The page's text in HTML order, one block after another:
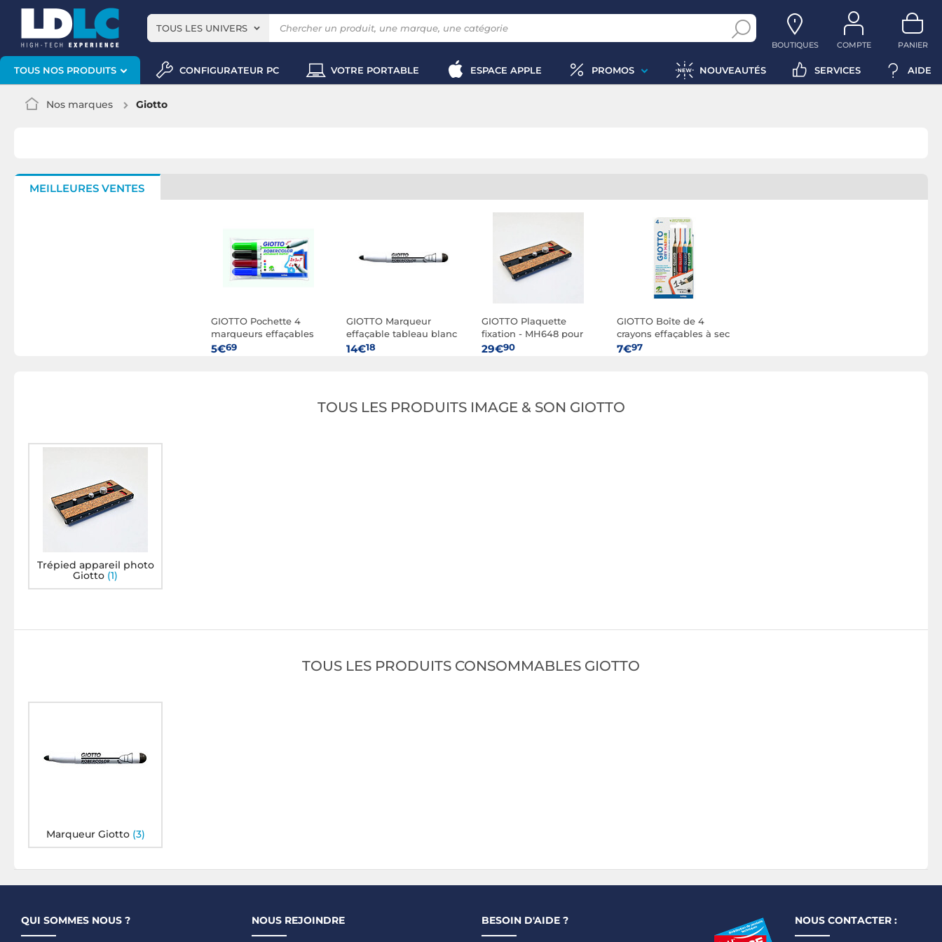
TOUS LES UNIVERS
BOUTIQUES COMPTE PANIER
TOUS NOS PRODUITS CONFIGURATEUR PC VOTRE PORTABLE ESPACE APPLE PROMOS NOUVEAUTÉS SERVICES AIDE
Nos marques Giotto
MEILLEURES VENTES
GIOTTO Pochette 4
marqueurs effaçables
pointe ogive 7mm,
5€69
GIOTTO Marqueur
effaçable tableau blanc
pointe maxi ogive 7
14€18
GIOTTO Plaquette
fixation - MH648 pour
plateau MH658
29€90
GIOTTO Boîte de 4
crayons effaçables à sec
pour ardoises et
7€97
TOUS LES PRODUITS IMAGE & SON GIOTTO
Trépied appareil photo
Giotto (1)
TOUS LES PRODUITS CONSOMMABLES GIOTTO
Marqueur Giotto (3)
QUI SOMMES NOUS ? NOUS REJOINDRE BESOIN D'AIDE ? NOUS CONTACTER :